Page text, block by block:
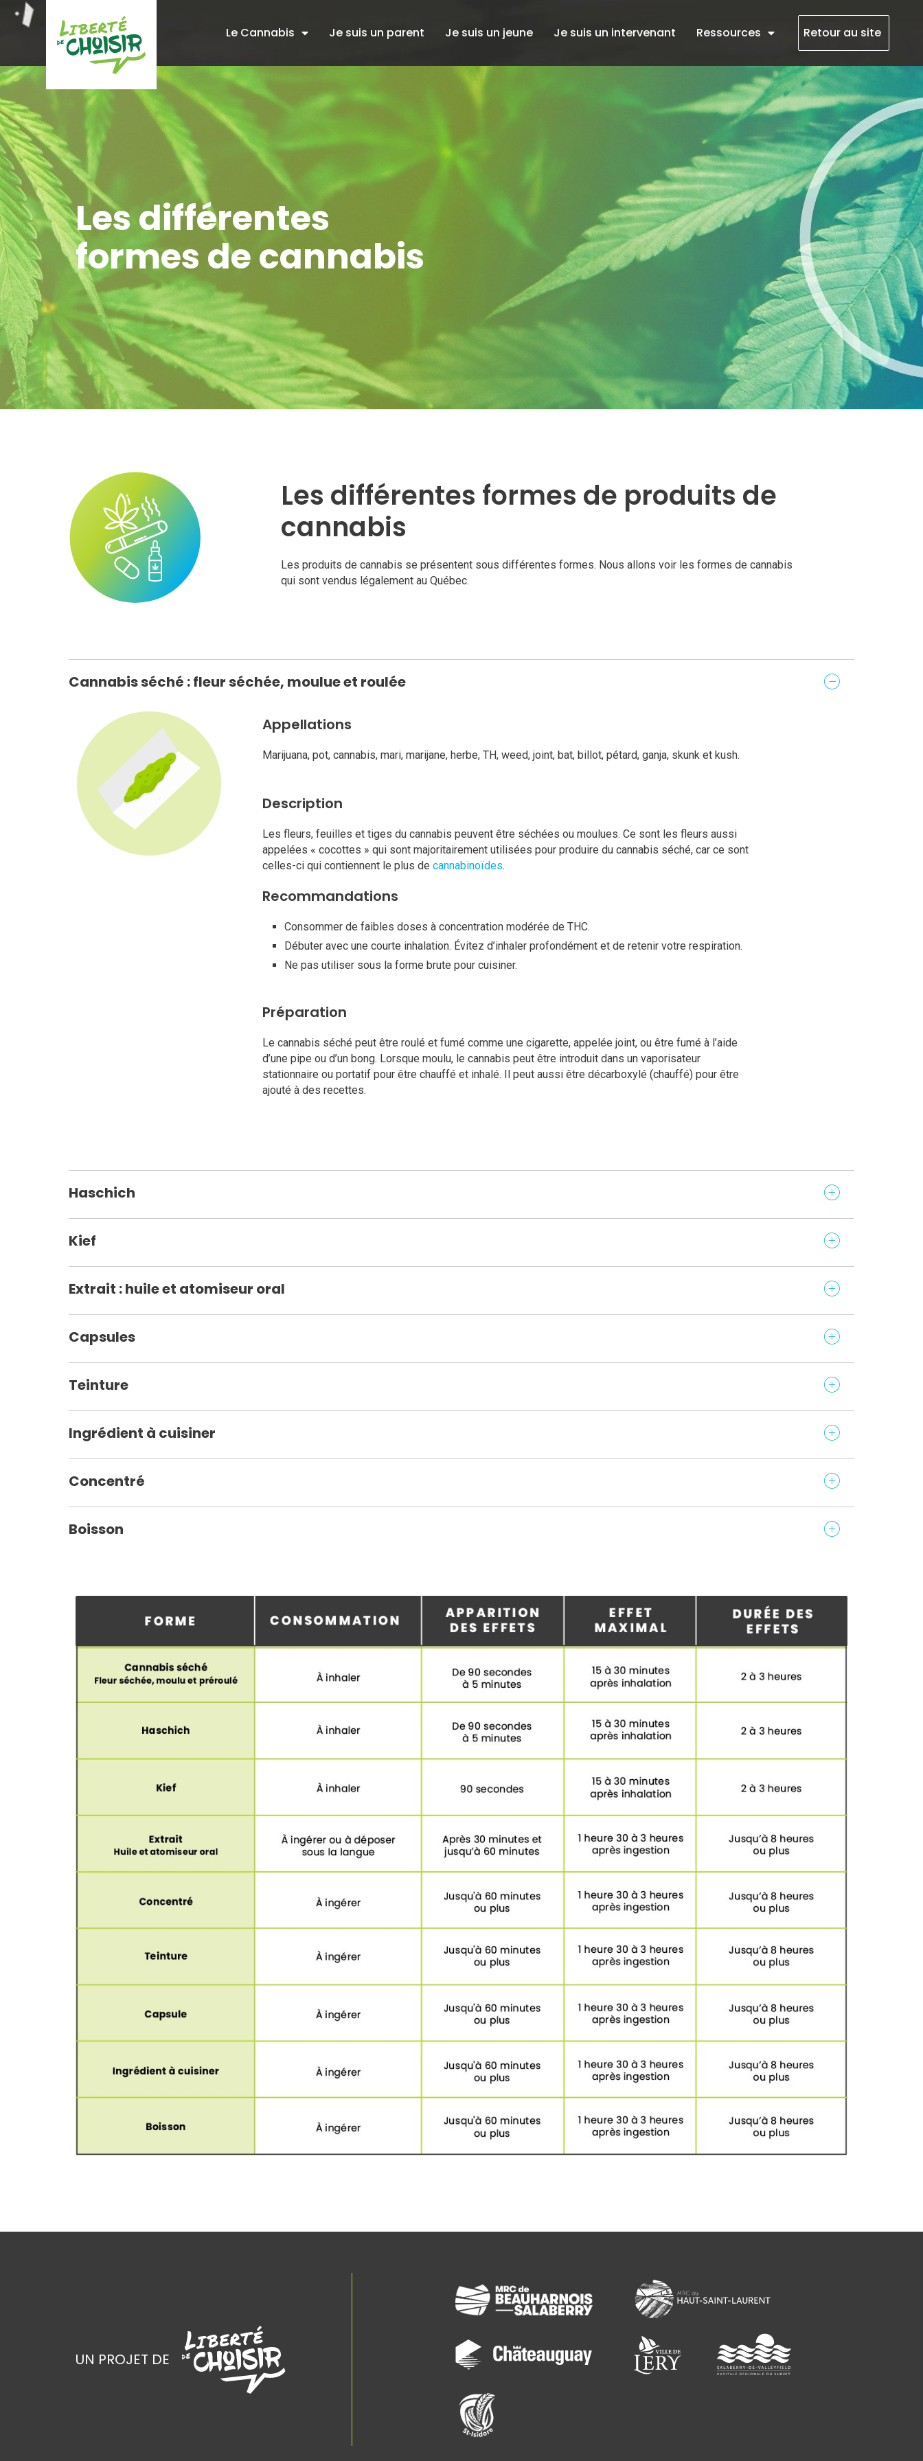
Le Cannabis Je suis un parent Je suis un jeune Je suis un intervenant Ressources Retour au site
Les différentes
formes de cannabis
Les différentes formes de produits de
cannabis
Les produits de cannabis se présentent sous différentes formes. Nous allons voir les formes de cannabis
qui sont vendus légalement au Québec.
Cannabis séché : fleur séchée, moulue et roulée
Appellations
Marijuana, pot, cannabis, mari, marijane, herbe, TH, weed, joint, bat, billot, pétard, ganja, skunk et kush.
Description
Les fleurs, feuilles et tiges du cannabis peuvent être séchées ou moulues. Ce sont les fleurs aussi
appelées « cocottes » qui sont majoritairement utilisées pour produire du cannabis séché, car ce sont
celles-ci qui contiennent le plus decannabinoïdes.
Recommandations
Consommer de faibles doses à concentration modérée de THC.
Débuter avec une courte inhalation. Évitez d’inhaler profondément et de retenir votre respiration.
Ne pas utiliser sous la forme brute pour cuisiner.
Préparation
Le cannabis séché peut être roulé et fumé comme une cigarette, appelée joint, ou être fumé à l’aide
d’une pipe ou d’un bong. Lorsque moulu, le cannabis peut être introduit dans un vaporisateur
stationnaire ou portatif pour être chauffé et inhalé. Il peut aussi être décarboxylé (chauffé) pour être
ajouté à des recettes.
Haschich
Kief
Extrait : huile et atomiseur oral
Capsules
Teinture
Ingrédient à cuisiner
Concentré
Boisson
UN PROJET DE